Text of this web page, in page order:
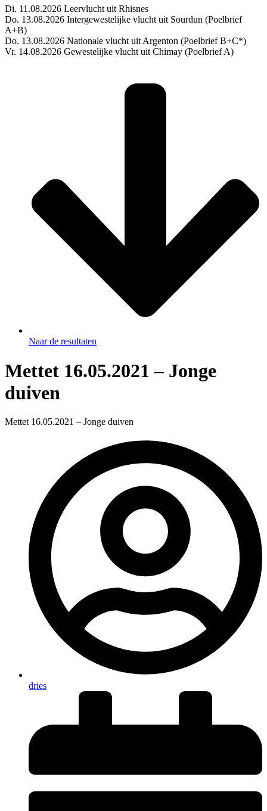
Di. 11.08.2026 Leervlucht uit Rhisnes
Do. 13.08.2026 Intergewestelijke vlucht uit Sourdun (Poelbrief
A+B)
Do. 13.08.2026 Nationale vlucht uit Argenton (Poelbrief B+C*)
Vr. 14.08.2026 Gewestelijke vlucht uit Chimay (Poelbrief A)
Naar de resultaten
Mettet 16.05.2021 – Jonge
duiven
Mettet 16.05.2021 – Jonge duiven
dries